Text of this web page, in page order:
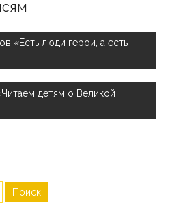
«Есть люди герои, а есть
детям о Великой